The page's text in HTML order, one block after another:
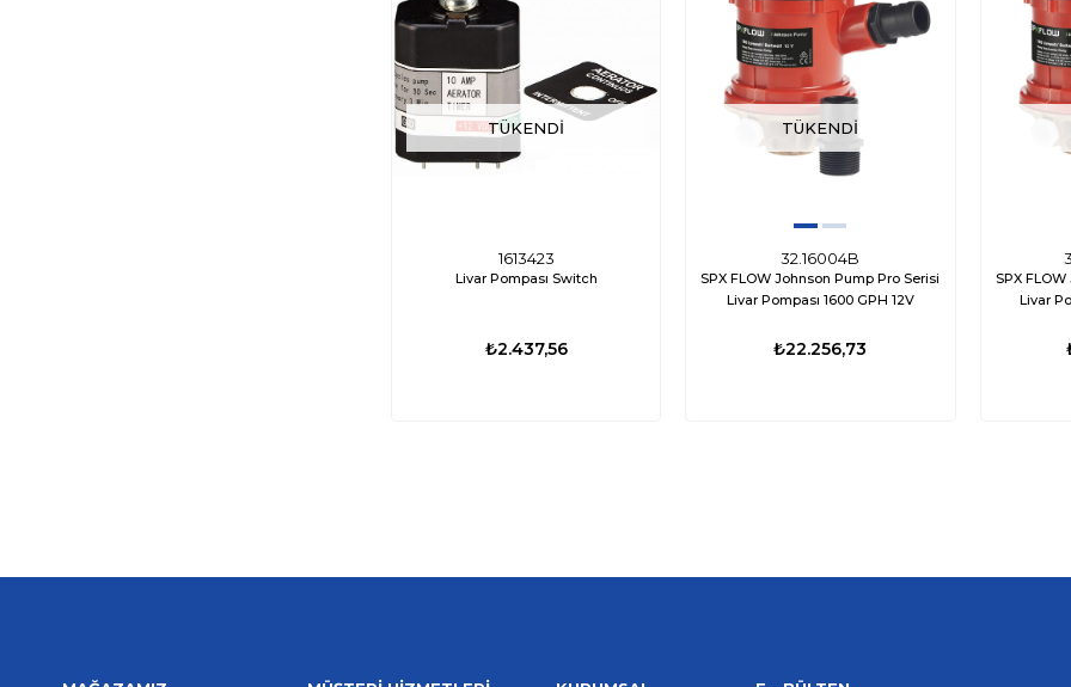
TÜKENDI
1613423
Livar Pompası Switch
₺2.437,56
TÜKENDI
32.16004B
SPX FLOW Johnson Pump Pro Serisi
Livar Pompası 1600 GPH 12V
₺22.256,73
SPX
Livar